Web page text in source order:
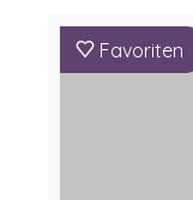
Favoriten